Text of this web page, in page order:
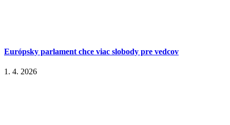
Európsky parlament chce viac slobody pre vedcov
1. 4. 2026